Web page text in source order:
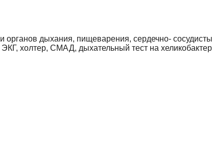
дыхания, пищеварения, сердечно-
холтер, СМАД, дыхательный тест на